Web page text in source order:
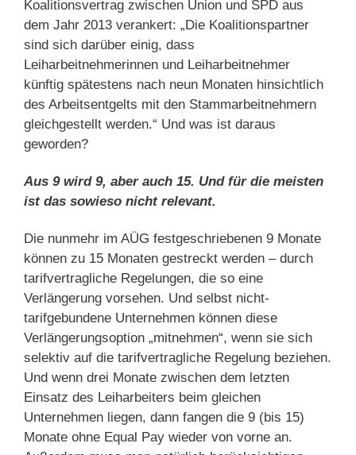
Koalitionsvertrag zwischen Union und SPD aus
dem Jahr 2013 verankert: „Die Koalitionspartner
sind sich darüber einig, dass
Leiharbeitnehmerinnen und Leiharbeitnehmer
künftig spätestens nach neun Monaten hinsichtlich
des Arbeitsentgelts mit den Stammarbeitnehmern
gleichgestellt werden.“ Und was ist daraus
geworden?
Aus 9 wird 9, aber auch 15. Und für die meisten
ist das sowieso nicht relevant.
Die nunmehr im AÜG festgeschriebenen 9 Monate
können zu 15 Monaten gestreckt werden – durch
tarifvertragliche Regelungen, die so eine
Verlängerung vorsehen. Und selbst nicht-
tarifgebundene Unternehmen können diese
Verlängerungsoption „mitnehmen“, wenn sie sich
selektiv auf die tarifvertragliche Regelung beziehen.
Und wenn drei Monate zwischen dem letzten
Einsatz des Leiharbeiters beim gleichen
Unternehmen liegen, dann fangen die 9 (bis 15)
Monate ohne Equal Pay wieder von vorne an.